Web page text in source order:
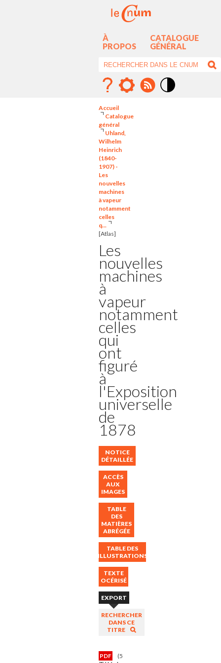
À
PROPOS
CATALOGUE
GÉNÉRAL
Accueil
Catalogue
général
Uhland,
Wilhelm
Heinrich
(1840-
1907) -
Les
nouvelles
machines
à vapeur
notamment
celles
q...
[Atlas]
Les
nouvelles
machines
à
vapeur
notamment
celles
qui
ont
figuré
à
l'Exposition
universelle
de
1878
NOTICE
DÉTAILLÉE
ACCÈS
AUX
IMAGES
TABLE
DES
MATIÈRES
ABRÉGÉE
TABLE DES
ILLUSTRATIONS
TEXTE
OCÉRISÉ
EXPORT
RECHERCHER
DANS CE
TITRE
PDF (59Mo)